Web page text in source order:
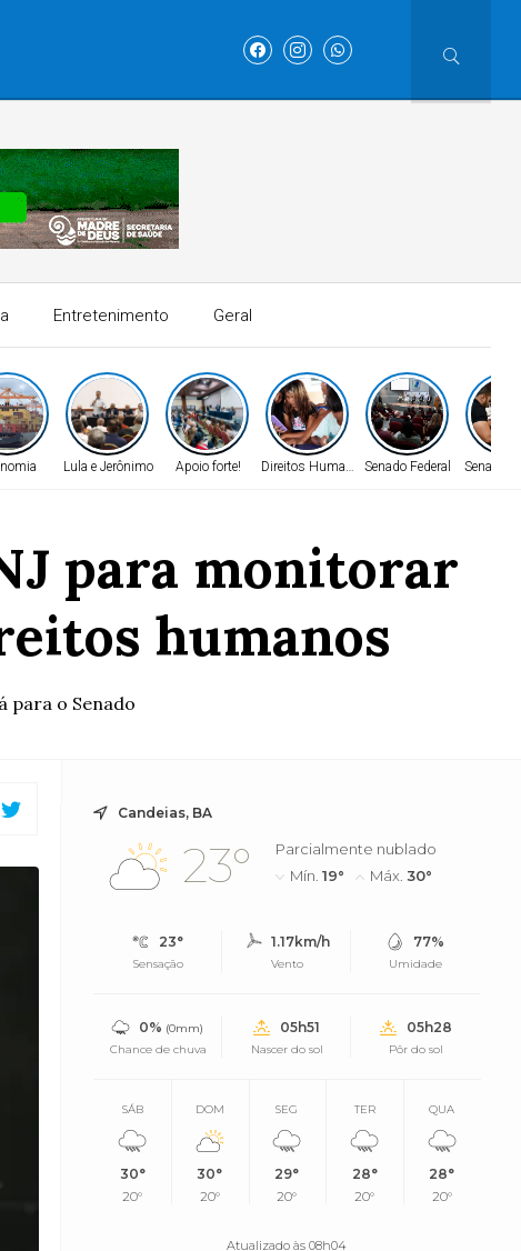
Entretenimento Geral
Lula e Jerônimo Apoio forte! Direitos HumanosSenado Federal Senado
para monitorar
humanos
para o Senado
Candeias, BA
23°
Parcialmente nublado
Mín.19° Máx.30°
23°
Sensação
1.17km/h
Vento
77%
Umidade
0% (0mm)
Chance de chuva
05h51
Nascer do sol
05h28
Pôr do sol
SÁB
30°
20°
DOM
30°
20°
SEG
29°
20°
TER
28°
20°
QUA
28°
20°
Atualizado às 08h04